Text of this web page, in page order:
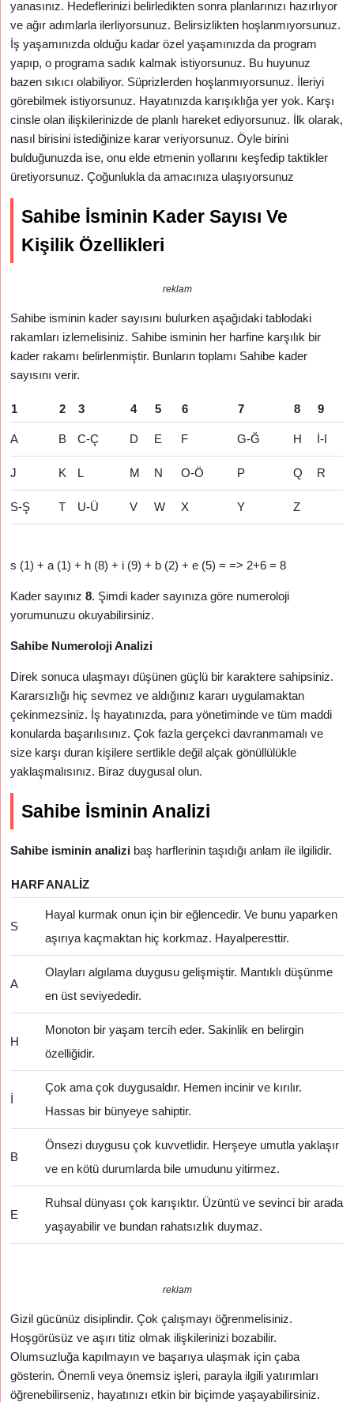
yanasınız. Hedeflerinizi belirledikten sonra planlarınızı hazırlıyor
ve ağır adımlarla ilerliyorsunuz. Belirsizlikten hoşlanmıyorsunuz.
İş yaşamınızda olduğu kadar özel yaşamınızda da program
yapıp, o programa sadık kalmak istiyorsunuz. Bu huyunuz
bazen sıkıcı olabiliyor. Süprizlerden hoşlanmıyorsunuz. İleriyi
görebilmek istiyorsunuz. Hayatınızda karışıklığa yer yok. Karşı
cinsle olan ilişkilerinizde de planlı hareket ediyorsunuz. İlk olarak,
nasıl birisini istediğinize karar veriyorsunuz. Öyle birini
bulduğunuzda ise, onu elde etmenin yollarını keşfedip taktikler
üretiyorsunuz. Çoğunlukla da amacınıza ulaşıyorsunuz
Sahibe İsminin Kader Sayısı Ve
Kişilik Özellikleri
reklam
Sahibe isminin kader sayısını bulurken aşağıdaki tablodaki
rakamları izlemelisiniz. Sahibe isminin her harfine karşılık bir
kader rakamı belirlenmiştir. Bunların toplamı Sahibe kader
sayısını verir.
1 2 3 4 5 6 7 8 9
A B C-Ç D E F G-Ğ H İ-I
J K L M N O-Ö P Q R
S-Ş T U-Ü V W X Y Z
s (1) + a (1) + h (8) + i (9) + b (2) + e (5) = => 2+6 = 8
Kader sayınız8. Şimdi kader sayınıza göre numeroloji
yorumunuzu okuyabilirsiniz.
Sahibe Numeroloji Analizi
Direk sonuca ulaşmayı düşünen güçlü bir karaktere sahipsiniz.
Kararsızlığı hiç sevmez ve aldığınız kararı uygulamaktan
çekinmezsiniz. İş hayatınızda, para yönetiminde ve tüm maddi
konularda başarılısınız. Çok fazla gerçekci davranmamalı ve
size karşı duran kişilere sertlikle değil alçak gönüllülükle
yaklaşmalısınız. Biraz duygusal olun.
Sahibe İsminin Analizi
Sahibe isminin analizi baş harflerinin taşıdığı anlam ile ilgilidir.
HARFANALIZ
S
Hayal kurmak onun için bir eğlencedir. Ve bunu yaparken
aşırıya kaçmaktan hiç korkmaz. Hayalperesttir.
A
Olayları algılama duygusu gelişmiştir. Mantıklı düşünme
en üst seviyededir.
H
Monoton bir yaşam tercih eder. Sakinlik en belirgin
özelliğidir.
İ
Çok ama çok duygusaldır. Hemen incinir ve kırılır.
Hassas bir bünyeye sahiptir.
B
Önsezi duygusu çok kuvvetlidir. Herşeye umutla yaklaşır
ve en kötü durumlarda bile umudunu yitirmez.
E
Ruhsal dünyası çok karışıktır. Üzüntü ve sevinci bir arada
yaşayabilir ve bundan rahatsızlık duymaz.
reklam
Gizil gücünüz disiplindir. Çok çalışmayı öğrenmelisiniz.
Hoşgörüsüz ve aşırı titiz olmak ilişkilerinizi bozabilir.
Olumsuzluğa kapılmayın ve başarıya ulaşmak için çaba
gösterin. Önemli veya önemsiz işleri, parayla ilgili yatırımları
öğrenebilirseniz, hayatınızı etkin bir biçimde yaşayabilirsiniz.